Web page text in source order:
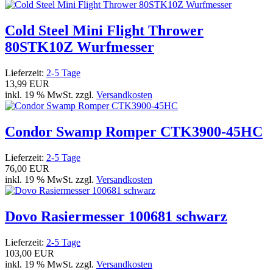
Cold Steel Mini Flight Thrower
80STK10Z Wurfmesser
Lieferzeit: 2-5 Tage
13,99 EUR
inkl. 19 % MwSt. zzgl. Versandkosten
Condor Swamp Romper CTK3900-45HC
Lieferzeit: 2-5 Tage
76,00 EUR
inkl. 19 % MwSt. zzgl. Versandkosten
Dovo Rasiermesser 100681 schwarz
Lieferzeit: 2-5 Tage
103,00 EUR
inkl. 19 % MwSt. zzgl. Versandkosten